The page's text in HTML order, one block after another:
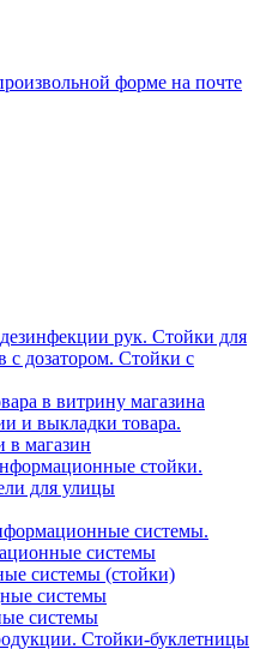
форме на почте
рук. Стойки для
с дозатором. Стойки с
в витрину магазина
и выкладки товара.
в магазин
стойки.
для улицы
системы.
системы
системы (стойки)
системы
системы
Стойки-буклетницы